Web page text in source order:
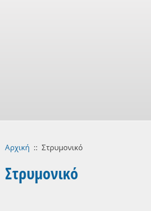
Αρχική :: Στρυμονικό
Στρυμονικό